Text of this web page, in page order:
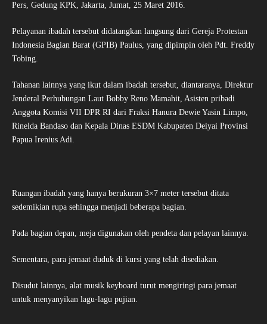
Pers, Gedung KPK, Jakarta, Jumat, 25 Maret 2016.
Pelayanan ibadah tersebut didatangkan langsung dari Gereja Protestan
Indonesia Bagian Barat (GPIB) Paulus, yang dipimpin oleh Pdt. Freddy
Tobing.
Tahanan lainnya yang ikut dalam ibadah tersebut, diantaranya, Direktur
Jenderal Perhubungan Laut Bobby Reno Mamahit, Asisten pribadi
Anggota Komisi VII DPR RI dari Fraksi Hanura Dewie Yasin Limpo,
Rinelda Bandaso dan Kepala Dinas ESDM Kabupaten Deiyai Provinsi
Papua Irenius Adi.
Ruangan ibadah yang hanya berukuran 3×7 meter tersebut ditata
sedemikian rupa sehingga menjadi beberapa bagian.
Pada bagian depan, meja digunakan oleh pendeta dan pelayan lainnya.
Sementara, para jemaat duduk di kursi yang telah disediakan.
Disudut lainnya, alat musik keyboard turut mengiringi para jemaat
untuk menyanyikan lagu-lagu pujian.